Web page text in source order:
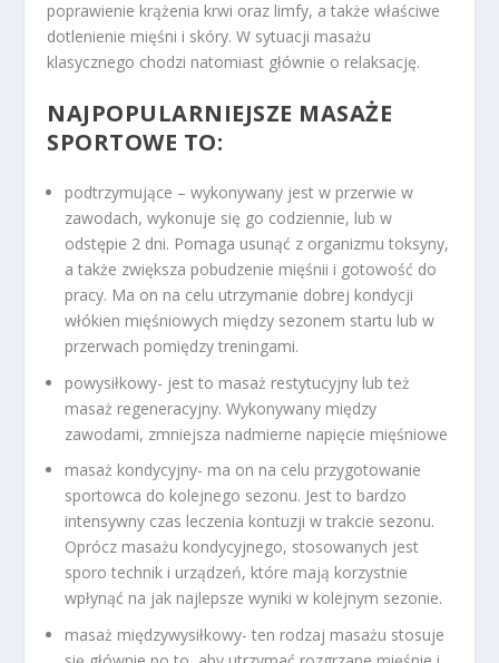
poprawienie krążenia krwi oraz limfy, a także właściwe
dotlenienie mięśni i skóry. W sytuacji masażu
klasycznego chodzi natomiast głównie o relaksację.
NAJPOPULARNIEJSZE MASAŻE
SPORTOWE TO:
podtrzymujące – wykonywany jest w przerwie w
zawodach, wykonuje się go codziennie, lub w
odstępie 2 dni. Pomaga usunąć z organizmu toksyny,
a także zwiększa pobudzenie mięśnii i gotowość do
pracy. Ma on na celu utrzymanie dobrej kondycji
włókien mięśniowych między sezonem startu lub w
przerwach pomiędzy treningami.
powysiłkowy- jest to masaż restytucyjny lub też
masaż regeneracyjny. Wykonywany między
zawodami, zmniejsza nadmierne napięcie mięśniowe
masaż kondycyjny- ma on na celu przygotowanie
sportowca do kolejnego sezonu. Jest to bardzo
intensywny czas leczenia kontuzji w trakcie sezonu.
Oprócz masażu kondycyjnego, stosowanych jest
sporo technik i urządzeń, które mają korzystnie
wpłynąć na jak najlepsze wyniki w kolejnym sezonie.
masaż międzywysiłkowy- ten rodzaj masażu stosuje